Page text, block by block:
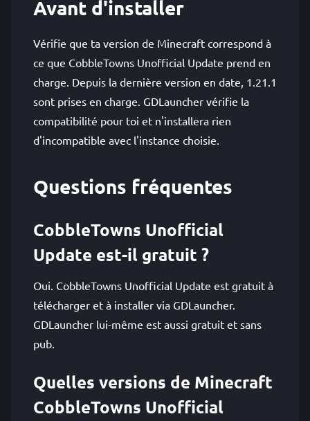
Avant d'installer
Vérifie que ta version de Minecraft correspond à
ce que CobbleTowns Unofficial Update prend en
charge. Depuis la dernière version en date, 1.21.1
sont prises en charge. GDLauncher vérifie la
compatibilité pour toi et n'installera rien
d'incompatible avec l'instance choisie.
Questions fréquentes
CobbleTowns Unofficial
Update est-il gratuit ?
Oui. CobbleTowns Unofficial Update est gratuit à
télécharger et à installer via GDLauncher.
GDLauncher lui-même est aussi gratuit et sans
pub.
Quelles versions de Minecraft
CobbleTowns Unofficial